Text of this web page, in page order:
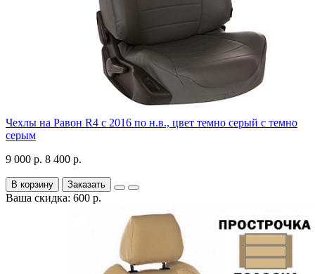
Чехлы на Равон R4 с 2016 по н.в., цвет темно серый с темно
серым
9 000 р. 8 400 р.
В корзину Заказать
Ваша скидка: 600 р.